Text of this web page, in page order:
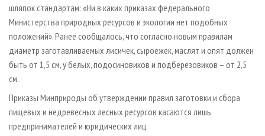
шляпок стандартам: «Ни в каких приказах федерального
Министерства природных ресурсов и экологии нет подобных
положений». Ранее сообщалось, что согласно новым правилам
диаметр заготавливаемых лисичек, сыроежек, маслят и опят должен
быть от 1,5 см, у белых, подосиновиков и подберезовиков – от 2,5
см.
Приказы Минприроды об утверждении правил заготовки и сбора
пищевых и недревесных лесных ресурсов касаются лишь
предпринимателей и юридических лиц.